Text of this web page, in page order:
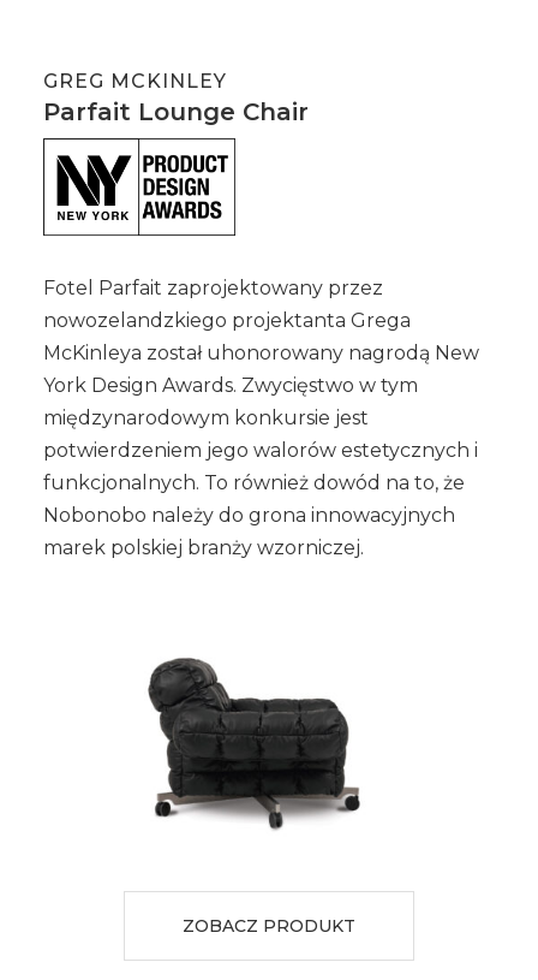
GREG MCKINLEY
Parfait Lounge Chair
Fotel Parfait zaprojektowany przez
nowozelandzkiego projektanta Grega
McKinleya został uhonorowany nagrodą New
York Design Awards. Zwycięstwo w tym
międzynarodowym konkursie jest
potwierdzeniem jego walorów estetycznych i
funkcjonalnych. To również dowód na to, że
Nobonobo należy do grona innowacyjnych
marek polskiej branży wzorniczej.
ZOBACZ PRODUKT